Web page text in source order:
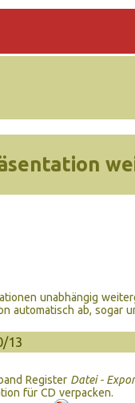
unabhängig
automatisch ab, sogar
13
Register Datei -
für CD verpacken.